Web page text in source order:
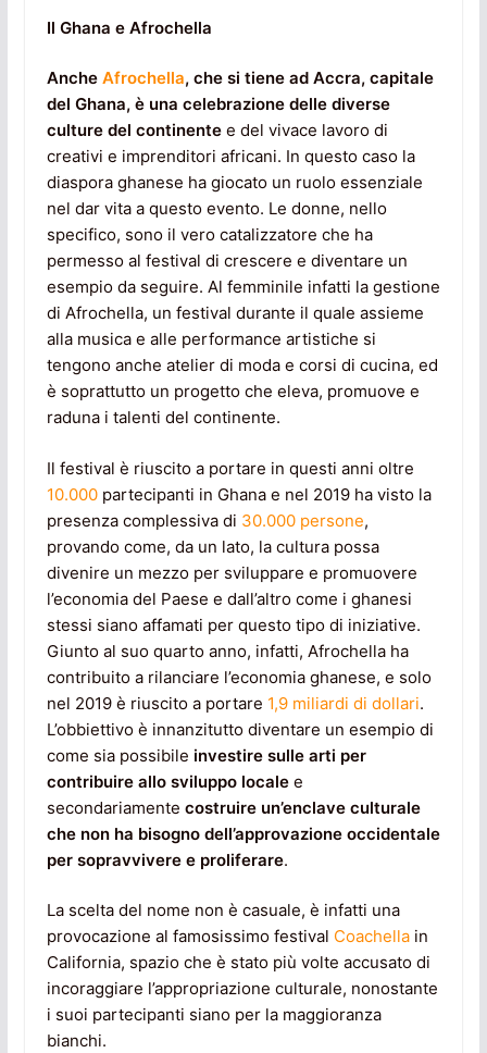
Il Ghana e Afrochella
Anche Afrochella, che si tiene ad Accra, capitale
del Ghana, è una celebrazione delle diverse
culture del continentee del vivace lavoro di
creativi e imprenditori africani. In questo caso la
diaspora ghanese ha giocato un ruolo essenziale
nel dar vita a questo evento. Le donne, nello
specifico, sono il vero catalizzatore che ha
permesso al festival di crescere e diventare un
esempio da seguire. Al femminile infatti la gestione
di Afrochella, un festival durante il quale assieme
alla musica e alle performance artistiche si
tengono anche atelier di moda e corsi di cucina, ed
è soprattutto un progetto che eleva, promuove e
raduna i talenti del continente.
Il festival è riuscito a portare in questi anni oltre
10.000partecipanti in Ghana e nel 2019 ha visto la
presenza complessiva di 30.000 persone,
provando come, da un lato, la cultura possa
divenire un mezzo per sviluppare e promuovere
l’economia del Paese e dall’altro come i ghanesi
stessi siano affamati per questo tipo di iniziative.
Giunto al suo quarto anno, infatti, Afrochella ha
contribuito a rilanciare l’economia ghanese, e solo
nel 2019 è riuscito a portare 1,9 miliardi di dollari.
L’obbiettivo è innanzitutto diventare un esempio di
come sia possibile investire sulle arti per
contribuire allo sviluppo localee
secondariamente costruire un’enclave culturale
che non ha bisogno dell’approvazione occidentale
per sopravvivere e proliferare.
La scelta del nome non è casuale, è infatti una
provocazione al famosissimo festival Coachellain
California, spazio che è stato più volte accusato di
incoraggiare l’appropriazione culturale, nonostante
i suoi partecipanti siano per la maggioranza
bianchi.